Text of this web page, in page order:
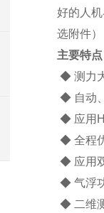
好的人
选附件
主要特
◆ 测力
◆ 自动
◆ 应用
◆ 全程
◆ 应用
◆ 气浮
◆ 二维